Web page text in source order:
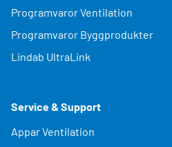
Programvaror Ventilation
Programvaror Byggprodukter
Lindab UltraLink
Service & Support
Appar Ventilation